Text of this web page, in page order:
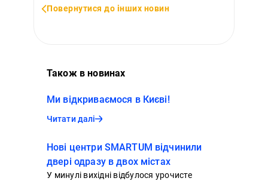
Повернутися до інших новин
Також в новинах
Ми відкриваємося в Києві!
Читати далі
Нові центри SMARTUM відчинили
двері одразу в двох містах
У минулі вихідні відбулося урочисте